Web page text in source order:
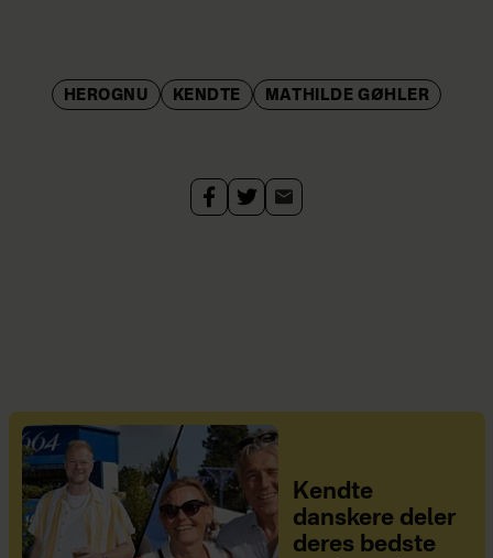
HEROGNU KENDTE MATHILDE GØHLER
Kendte
danskere deler
deres bedste